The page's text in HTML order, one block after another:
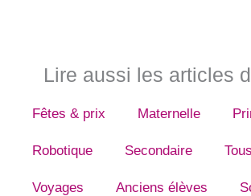
Lire aussi les articles
Fêtes & prix Maternelle
Robotique Secondaire
Voyages Anciens élèves